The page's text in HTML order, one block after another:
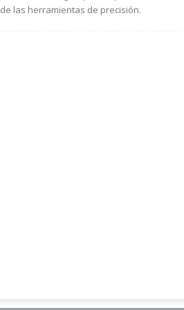
de las herramientas de precisión.